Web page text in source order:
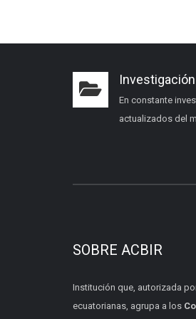
Investigación
En constante
actualizados del
SOBRE ACBIR
Institución que, autorizada
ecuatorianas, agrupa a los